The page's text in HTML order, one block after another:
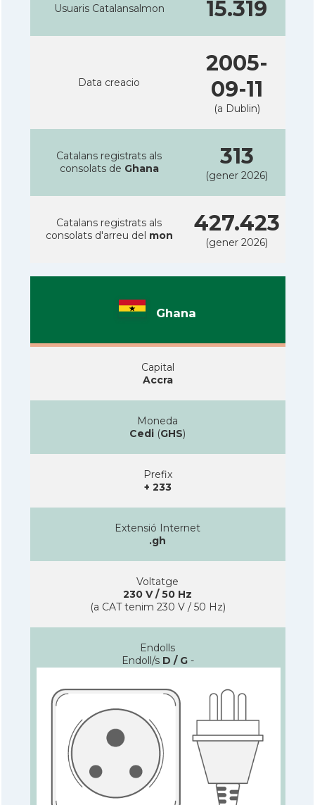
Usuaris Catalansalmon 15.319
Data creacio
2005-
09-11
(a Dublin)
Catalans registrats als
consolats de Ghana 313
(gener 2026)
Catalans registrats als
consolats d'arreu del mon 427.423
(gener 2026)
Ghana
Capital
Accra
Moneda
Cedi (GHS)
Prefix
+ 233
Extensió Internet
.gh
Voltatge
230 V / 50 Hz
(a CAT tenim 230 V / 50 Hz)
Endolls
Endoll/s D / G-